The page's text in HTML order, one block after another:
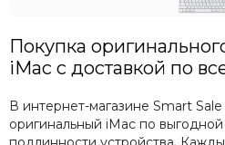
Покупка
iMac с доставкой по
В интернет-магазине Smart
оригинальный iMac по